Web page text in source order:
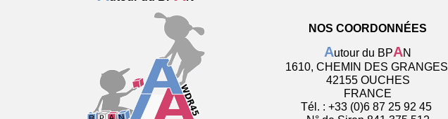
NOS COORDONNÉES
Autour du BPAN
1610, CHEMIN DES GRANGES
42155 OUCHES
FRANCE
Tél. : +33 (0)6 87 25 92 45